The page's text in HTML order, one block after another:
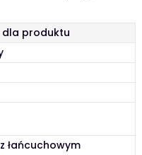
dla produktu
łańcuchowym